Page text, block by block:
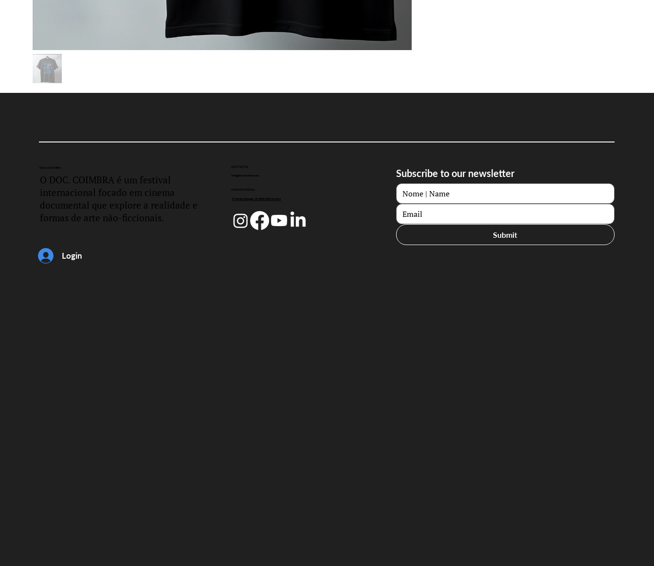
DOC. COIMBRA
O DOC. COIMBRA é um festival
internacional focado em cinema
documental que explore a realidade e
formas de arte não-ficcionais.
Login
CONTACTO
info@doccoimbra.com
MORADA FISCAL:
R. Ferreira Borges 15, 3000-180 Coimbra
Subscribe to our newsletter
Submit